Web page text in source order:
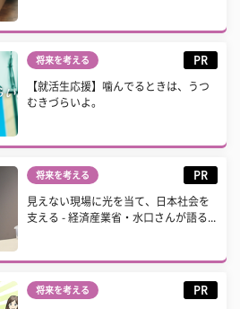
将来を考える PR
【就活生応援】噛んでるときは、うつ
むきづらいよ。
将来を考える PR
見えない現場に光を当て、日本社会を
支える - 経済産業省・水口さんが語る...
将来を考える PR